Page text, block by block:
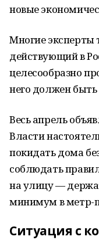
новые
Многие эксперты
действующий в
целесообразно
него должен
Весь апрель
Власти
покидать дома
соблюдать
на улицу —
минимум в метр-
Ситуация с